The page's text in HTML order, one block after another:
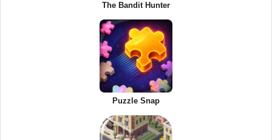
The Bandit Hunter
Puzzle Snap